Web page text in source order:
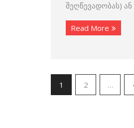
შეღწევადობას)
Read More
1 2 …